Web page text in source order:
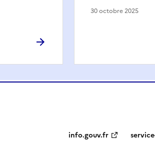
30 octobre 2025
info.gouv.fr